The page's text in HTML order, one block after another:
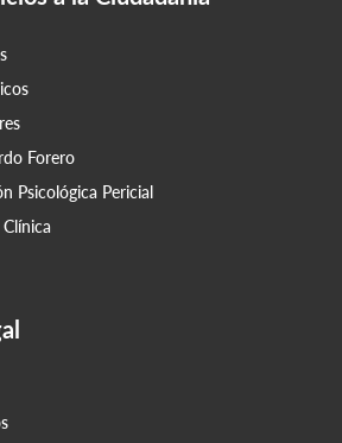
Forero
Psicológica Pericial